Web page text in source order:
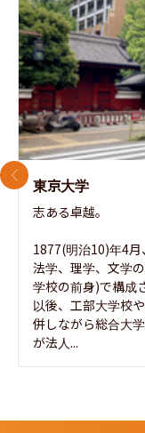
東京大学
志ある卓越。
1877(明治10)年4月
法学、理学、文学
学校の前身)で構成
以後、工部大学校
併しながら総合大
が法人...
前のスライド